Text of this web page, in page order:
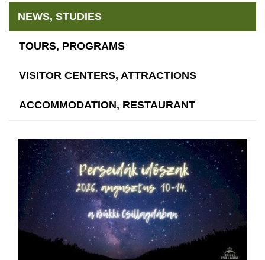
NEWS, STUDIES
TOURS, PROGRAMS
VISITOR CENTERS, ATTRACTIONS
ACCOMMODATION, RESTAURANT